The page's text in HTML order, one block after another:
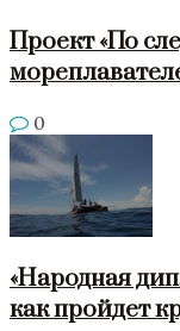
Проект «По
0
«Народная
как пройдет